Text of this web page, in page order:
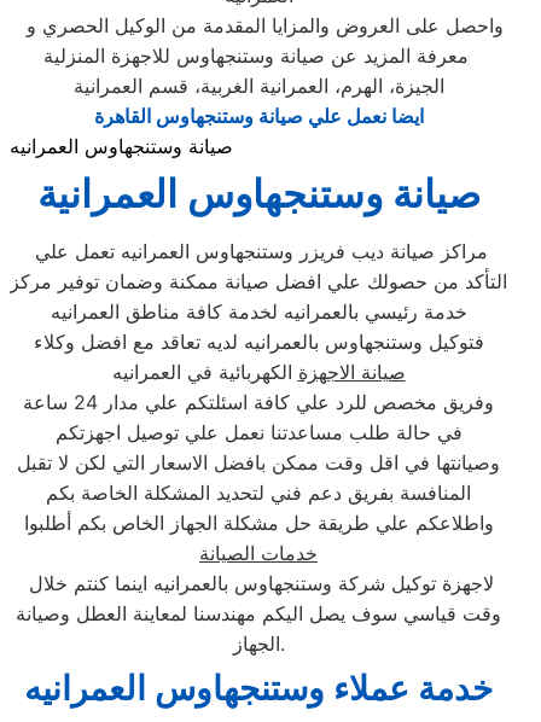
معرفة المزيد عن صيانة وستنجهاوس للاجهزة المنزلية
الجيزة، الهرم، العمرانية الغربية، قسم العمرانية
ايضا نعمل علي صيانة وستنجهاوس القاهرة
صيانة وستنجهاوس العمرانيه
صيانة وستنجهاوس العمرانية
التأكد من حصولك علي افضل صيانة ممكنة وضمان توفير مركز
خدمة رئيسي بالعمرانيه لخدمة كافة مناطق العمرانيه
فتوكيل وستنجهاوس بالعمرانيه لديه تعاقد مع افضل وكلاء
صيانة الاجهزة الكهربائية في العمرانيه
وفريق مخصص للرد علي كافة اسئلتكم علي مدار 24 ساعة
في حالة طلب مساعدتنا نعمل علي توصيل اجهزتكم
وصيانتها في اقل وقت ممكن بافضل الاسعار التي لكن لا تقبل
المنافسة بفريق دعم فني لتحديد المشكلة الخاصة بكم
واطلاعكم علي طريقة حل مشكلة الجهاز الخاص بكم أطلبوا
خدمات الصيانة
وقت قياسي سوف يصل اليكم مهندسنا لمعاينة العطل وصيانة
الجهاز.
خدمة عملاء وستنجهاوس العمرانيه